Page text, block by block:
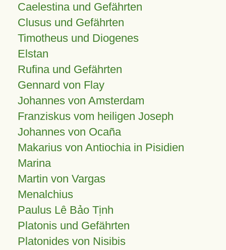
Caelestina und Gefährten
Clusus und Gefährten
Timotheus und Diogenes
Elstan
Rufina und Gefährten
Gennard von Flay
Johannes von Amsterdam
Franziskus vom heiligen Joseph
Johannes von Ocaña
Makarius von Antiochia in Pisidien
Marina
Martin von Vargas
Menalchius
Paulus Lê Bảo Tịnh
Platonis und Gefährten
Platonides von Nisibis